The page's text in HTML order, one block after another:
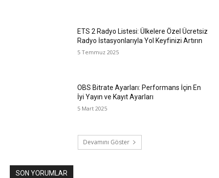
ETS 2 Radyo Listesi: Ülkelere Özel Ücretsiz
Radyo İstasyonlarıyla Yol Keyfinizi Artırın
5 Temmuz 2025
OBS Bitrate Ayarları: Performans İçin En
İyi Yayın ve Kayıt Ayarları
5 Mart 2025
Devamını Göster
SON YORUMLAR